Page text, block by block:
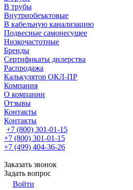
В трубы
Внутриобеъктовые
В кабельную канализацию
Подвесные самонесущее
Низкочастотные
Бренды
Сертификаты дилерства
Распродажа
Калькулятор ОКЛ-ПР
Компания
О компании
Отзывы
Контакты
Контакты
+7 (800) 301-01-15
+7 (800) 301-01-15
+7 (499) 404-36-26
Заказать звонок
Задать вопрос
Войти